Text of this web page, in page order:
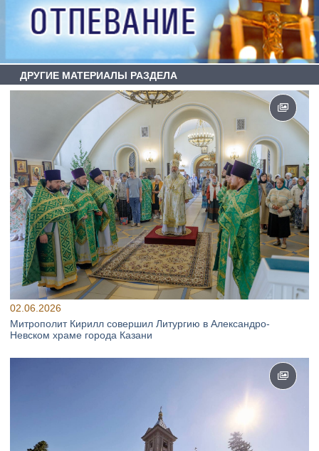
ДРУГИЕ МАТЕРИАЛЫ РАЗДЕЛА
02.06.2026
Митрополит Кирилл совершил Литургию в Александро-
Невском храме города Казани